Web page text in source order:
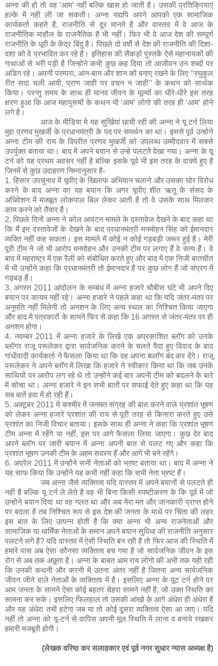
अन्ना की हो तो वह ‘आम’ नहीं बल्कि खास हो जाती है। उसकी प्रतिक्रियाएं
हल्के में नही ली जा सकती। अन्ना यद्यपि अपने आपको एक सामाजिक
कार्यकर्ता कहते है, राजनीति से दूर मानते है और वास्तव में वे आज के
राजनीतिक माहौल के राजनैतिक है भी नहीं। फिर भी वे आज देश की सम्पूर्ण
राजनीति के धूरी के केंद्र बिंदु है। पिछले दो वर्षो से देश की राजनीति की दिशा-
दशा को वे प्रभावित कर रहे है। इतिहास की सैकड़ो पुस्तकें ऐसे महानायकों की
गाथाओं से भरी पड़ी है जिन्होने कभी कुछ कह दिया तो आजीवन उन शब्दों पर
अडिग रहे। अपनी परम्परा, आन-बान और शान को बनाए रखने के लिए ‘‘रघुकुल
रीत सदा चली आयी, प्राण जाही पर वचन न जाही’’ के कथन को सार्थक
किया। परन्तु समय के साथ ही मानव जीवन के मूल्यों का धीरे-धीरे इस तरह
क्षरण हुआ कि आज महापुरूषों के कथन भी ‘आम’ लोगो की तरह ही ‘आम’ होने
लगे है।
आज के मीडिया मे यह सुर्खियां छायी रही की अन्ना ने यू टर्न लिया
मुद्दा प्रणव मुखर्जी के प्रधानमंत्री के पद पर समर्थन का था। इससे पूर्व उन्होने
अन्ना टीम की राय के विपरीत प्रणव मुखर्जी को उपलब्ध उम्मीदवार में सबसे
उपर्युक्त बताया था। बाद में अपने बयान से उन्हे पलटते देखा गया। अन्ना के यू
टर्न को यह प्रथम अवसर नहीं है बल्कि इसके पूर्व भी इस तरह के वाक्ये हुए है
जिनमें से कुछ उदाहरण निम्नानुसार है-
1. हिसार उपचुनाव में यूपीए के खिलाफ अभियान चलाने और उसका घोर विरोध
करने के बाद अन्ना का यह बयान कि अगर यूपीए शीत ऋतु के संसद के
अधिवेशन में मजबूत लोकपाल बिल लेकर आती है तो वे उसके साथ मिलकर
काम करने को तैयार है।
2. पिछले दिनों अन्ना ने कोल आवंटन मामले के दस्तावेज देखने के बाद कहा था
कि मैं इन दस्तावेजों के देखने के बाद प्रधानमंत्री मनमोहन सिंह को ईमानदार
व्यक्ति नहीं कह सकता। इस मामले में कोई न कोई गड़बड़ी जरूर हुई है। मेरी
पूरी टीम ने जो भी आरोप मनमोहन और उनकी टीम पर लगाए हैं वे सत्य हैं। वे
बाद में महराष्ट्र में एक रैली को संबोधित करते हुए और बाद में एक निजी बातचीत
में भी उन्होंने कहा कि प्रधानमंत्री तो ईमानदार है पर कुछ लोग हैं जो संप्रग में
गड़बड़ हैं।
3. अगस्त 2011 आंदोलन के सम्बंध में अन्ना हजारे चौबीस घंटे भी अपने दिए
बयान पर कायम नहीं रहे। अन्ना हजारे ने पहले कहा था कि यदि जंतर-मंतर पर
अनुमति नहीं मिलेगी तो अनशन के लिए अन्य स्थल का निश्चित किया जाएगा
और बाद में पत्रकारों के सामने फिर से कहा कि 16 अगस्त से जंतर-मंतर पर ही
अनशन होगा।
4. नवम्बर 2011 में अन्ना हजारे के लिखे एक अप्रकाशित ब्लॉग को उनके
ब्लॉगर राजू परूलेकर द्वारा सार्वजनिक करने के चलते पैदा हुए विवाद के बाद
गांधीवादी कार्यकर्ता ने फैसला किया था कि वह अपना ब्घ्लॉग बंद कर देंगे। राजू
परूलेकर ने अपने ब्लॉग में लिखा कि हजारे ने स्वीकार किया था कि जब उनके
साथियों पर आरोप लग रहे थे तो उन्होंने कई बार अपनी टीम को बदलने के बारे
में सोचा था। अन्ना हजारे ने इन सभी बातों पर सफाई देते हुए कहा था कि यह
सब बातें हवा में हो रही हैं।
5. अक्टूबर 2011 में कश्मीर में जनमत संग्रह की बात करने वाले प्रशांत भूषण
को लेकर अन्ना हजारे प्रशांत की राय से पूरी तरह से किनारा करते हुए उसे
प्रशांत का निजी विचार बताया। इसके साथ ही अन्ना ने कहा कि प्रशांत भूषण
टीम अन्ना में रहेंगे या नहीं, इस पर आगे फैसला लिया जाएगा। कुछ देर बाद
अपने ब्लॉग पर जारी बयान में अन्ना अपनी बात से पलट गए और कहा कि
प्रशांत भूषण उनकी टीम के अहम सदस्य हैं और आगे भी बने रहेंगे।
6. अप्रेल 2011 में उन्होंने सभी नेताओं को भ्रष्ट बताया था। बाद में अन्ना ने
यह साफ किया कि उन्होंने यह कभी नहीं कहा कि सभी नेता भ्रष्ट हैं।
जब अन्ना जैसे व्यक्तित्व यदि वास्तव में अपने बयानों से पलटते ही
नहीं है बल्कि यू टर्न ले लेते है वह भी बिना किसी स्पष्टीकरण के कि पूर्व में जो
उन्होने बयान दिया था वह गलत था और अब मेरा मत और जानकारी प्राप्त होने
पर बदला है तब निश्चित रूप से इस देश की जनता के माथे पर चिंता की लहर
इस बात के लिए उत्पन्न होती है कि क्या अन्ना भी अन्य राजनेताओं और
सामाजिक या धार्मिंक नेताओं के समान अपने बयान सुविधा की राजनीति अनुसार
पलटने लगे है? यदि वास्तव में ऐसी स्थिति बन रही है तो फिर आज की स्थिति में
हमारे पास अब ऐसा कौनसा व्यक्तित्व बच गया है जो सार्वजनिक जीवन के इस
रोग से अब तक अछूता है। अन्ना के बाबत आम राय लोगो की अभी तक यही रही
कि उनकी कथनी और करनी में उतना अंतर नहीं है जितना अन्य सार्वजनिक
जीवन जीने वाले नेताओं के व्यक्तित्व में है। इसलिए अन्ना के यूट टर्न होने पर
आम जनता के सामने ऐसा कोई बहतर चेहरा सामने नहीं है, जो उक्त स्थिति का
सामना कर सके। इसलिए फिलहाल तो उसकी आंखो के आगे अंधेरा ही अंधेरा है
और यह अंधेरा तभी हटेगा जब या तो कोई दूसरा व्यक्तित्व ऐसा आ जाए। यदि
नहीं तो अन्ना को यू-टर्न से वापिस अपनी मूल स्थिति में लाना व बनाये रखकर
हमारी मजबूरी होगी।
(लेखक वरिष्ठ कर सलाहकार एवं पूर्व नगर सुधार न्यास अध्यक्ष है)